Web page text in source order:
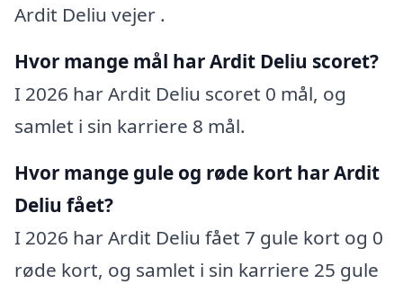
Ardit Deliu vejer .
Hvor mange mål har Ardit Deliu scoret?
I 2026 har Ardit Deliu scoret 0 mål, og
samlet i sin karriere 8 mål.
Hvor mange gule og røde kort har Ardit
Deliu fået?
I 2026 har Ardit Deliu fået 7 gule kort og 0
røde kort, og samlet i sin karriere 25 gule